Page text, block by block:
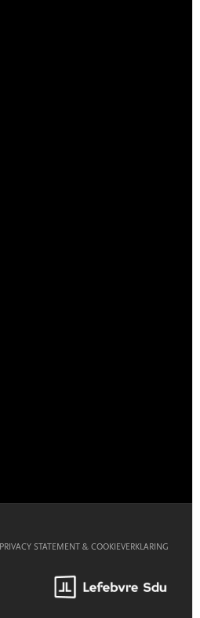
PRIVACY STATEMENT & COOKIEVERKLARING